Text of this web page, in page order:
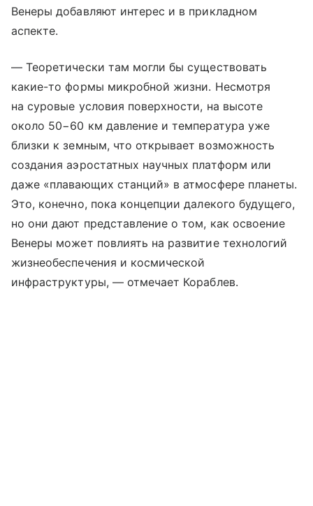
Венеры добавляют интерес и в прикладном
аспекте.
— Теоретически там могли бы существовать
какие-то формы микробной жизни. Несмотря
на суровые условия поверхности, на высоте
около 50−60 км давление и температура уже
близки к земным, что открывает возможность
создания аэростатных научных платформ или
даже «плавающих станций» в атмосфере планеты.
Это, конечно, пока концепции далекого будущего,
но они дают представление о том, как освоение
Венеры может повлиять на развитие технологий
жизнеобеспечения и космической
инфраструктуры, — отмечает Кораблев.